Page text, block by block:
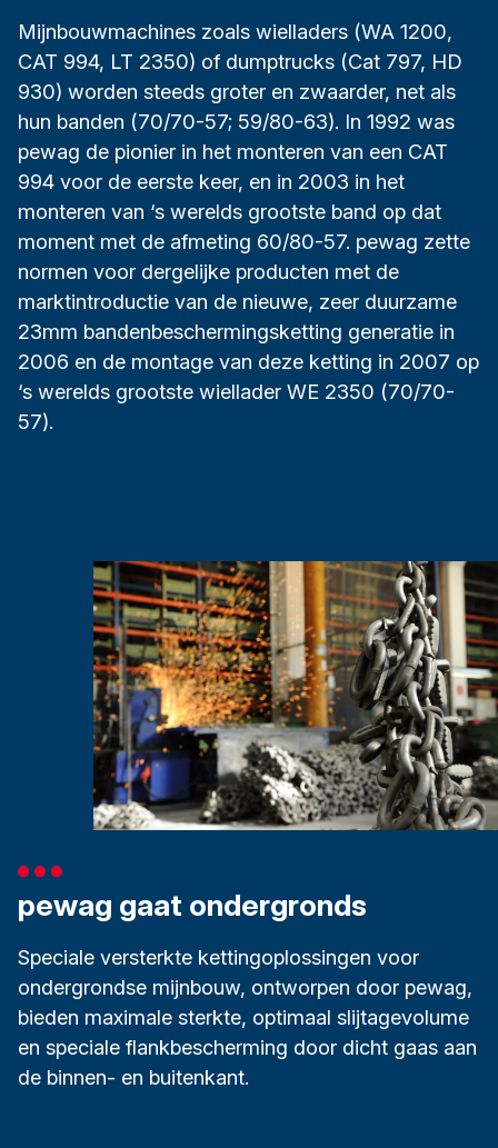
Mijnbouwmachines zoals wielladers (WA 1200,
CAT 994, LT 2350) of dumptrucks (Cat 797, HD
930) worden steeds groter en zwaarder, net als
hun banden (70/70-57; 59/80-63). In 1992 was
pewag de pionier in het monteren van een CAT
994 voor de eerste keer, en in 2003 in het
monteren van ‘s werelds grootste band op dat
moment met de afmeting 60/80-57. pewag zette
normen voor dergelijke producten met de
marktintroductie van de nieuwe, zeer duurzame
23mm bandenbeschermingsketting generatie in
2006 en de montage van deze ketting in 2007 op
‘s werelds grootste wiellader WE 2350 (70/70-
57).
pewag gaat ondergronds
Speciale versterkte kettingoplossingen voor
ondergrondse mijnbouw, ontworpen door pewag,
bieden maximale sterkte, optimaal slijtagevolume
en speciale flankbescherming door dicht gaas aan
de binnen- en buitenkant.